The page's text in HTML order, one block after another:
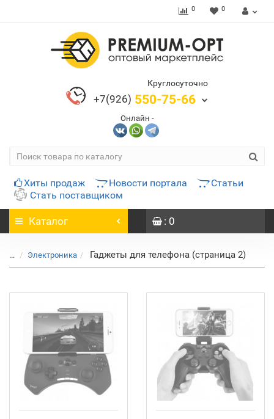
0 0
Круглосуточно
+7(926) 550-75-66
Онлайн -
Хиты продаж Новости портала
Статьи
Стать поставщиком
Каталог : 0
... Электроника Гаджеты для телефона (страница 2)